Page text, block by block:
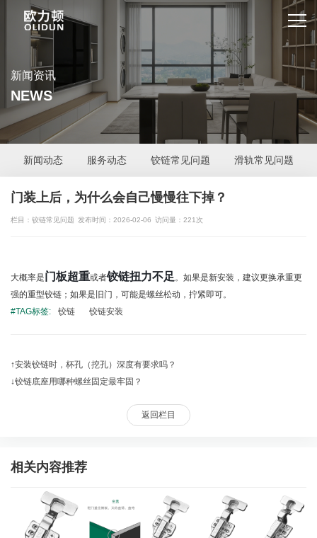
新闻资讯
NEWS
新闻动态 服务动态 铰链常见问题 滑轨常见问题
门装上后，为什么会自己慢慢往下掉？
栏目：铰链常见问题 发布时间：2026-02-06 访问量：221次
大概率是门板超重或者铰链扭力不足。如果是新安装，建议更换承重更
强的重型铰链；如果是旧门，可能是螺丝松动，拧紧即可。
#TAG标签:
铰链 铰链安装
↑安装铰链时，杯孔（挖孔）深度有要求吗？
↓铰链底座用哪种螺丝固定最牢固？
返回栏目
相关内容推荐